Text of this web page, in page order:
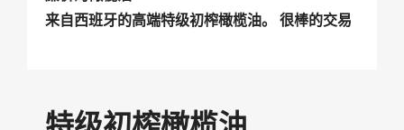
来自西班牙的高端特级初榨橄榄油。 很棒的交易